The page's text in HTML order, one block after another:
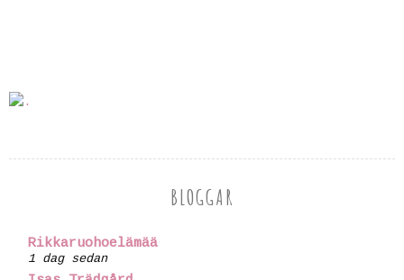
BLOGGAR
Rikkaruohoelämää
1 dag sedan